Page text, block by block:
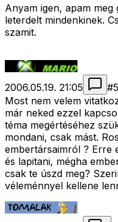
Anyam igen, apam
leterdelt mindenkinek.
szamit.
2006.05.19. 21:05 #
Most nem velem
már neked ezzel
téma megértéséhez
mondani, csak mást.
embertársaimról ? Erre
és lapitani, mégha
csak te úszd meg?
véleménnyel kellene